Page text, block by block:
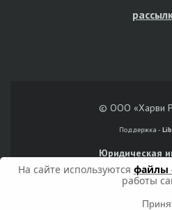
© ООО «Харви
Поддержка -
Юридическая
На сайте используются файлы
работы